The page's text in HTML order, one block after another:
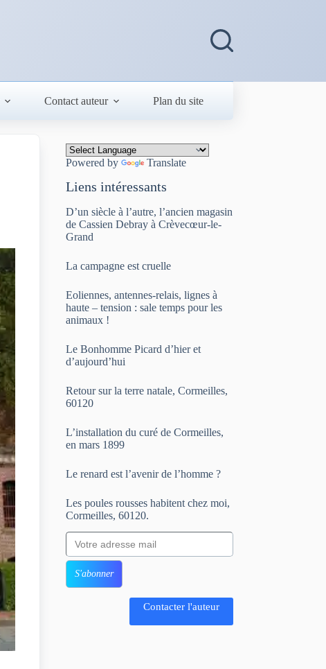
Contact auteur Plan du site
Powered by Translate
Liens intéressants
D’un siècle à l’autre, l’ancien magasin
de Cassien Debray à Crèvecœur-le-
Grand
La campagne est cruelle
Eoliennes, antennes-relais, lignes à
haute – tension : sale temps pour les
animaux !
Le Bonhomme Picard d’hier et
d’aujourd’hui
Retour sur la terre natale, Cormeilles,
60120
L’installation du curé de Cormeilles,
en mars 1899
Le renard est l’avenir de l’homme ?
Les poules rousses habitent chez moi,
Cormeilles, 60120.
Votre adresse mail
S'abonner
Contacter l'auteur